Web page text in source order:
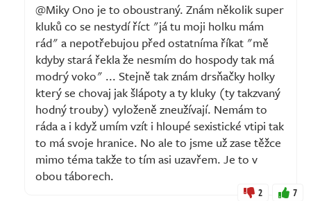
@Miky Ono je to oboustraný. Znám několik super
kluků co se nestydí říct "já tu moji holku mám
rád" a nepotřebujou před ostatníma říkat "mě
kdyby stará řekla že nesmím do hospody tak má
modrý voko" ... Stejně tak znám drsňačky holky
který se chovaj jak šlápoty a ty kluky (ty takzvaný
hodný trouby) vyloženě zneužívají. Nemám to
ráda a i když umím vzít i hloupé sexistické vtipi tak
to má svoje hranice. No ale to jsme už zase těžce
mimo téma takže to tím asi uzavřem. Je to v
obou táborech.
2 7